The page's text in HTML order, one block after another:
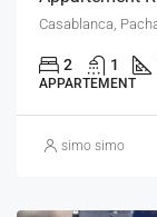
2 1
APPARTEMENT
simo simo